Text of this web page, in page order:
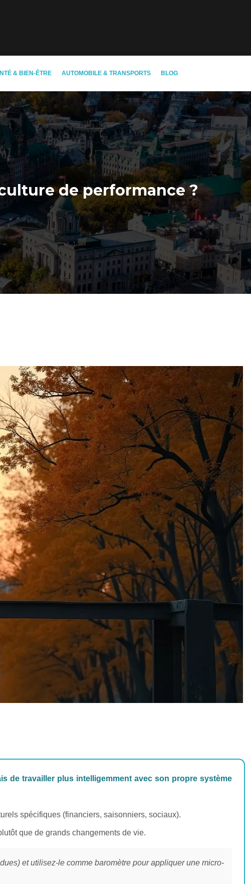
& BIEN-ÊTRE AUTOMOBILE & TRANSPORTS BLOG
de performance ?
de travailler plus intelligemment avec son propre système
spécifiques (financiers, saisonniers, sociaux).
que de grands changements de vie.
et utilisez-le comme baromètre pour appliquer une micro-